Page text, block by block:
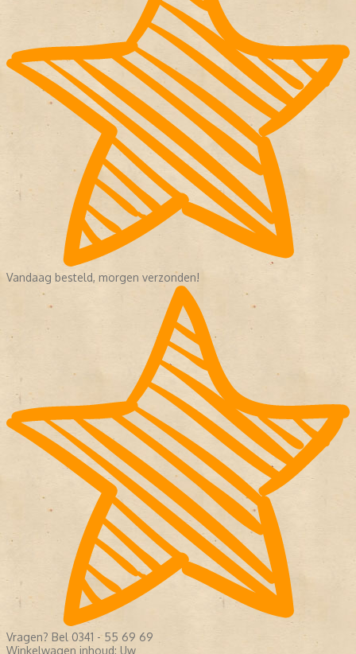
Vandaag besteld, morgen verzonden!
Vragen? Bel 0341 - 55 69 69
Winkelwagen inhoud: Uw